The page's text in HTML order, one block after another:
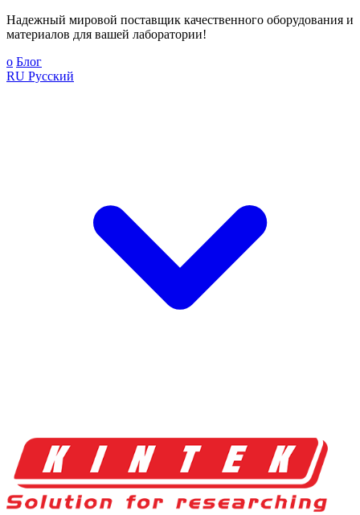
Надежный мировой поставщик качественного оборудования и
материалов для вашей лаборатории!
о Блог
RU Русский